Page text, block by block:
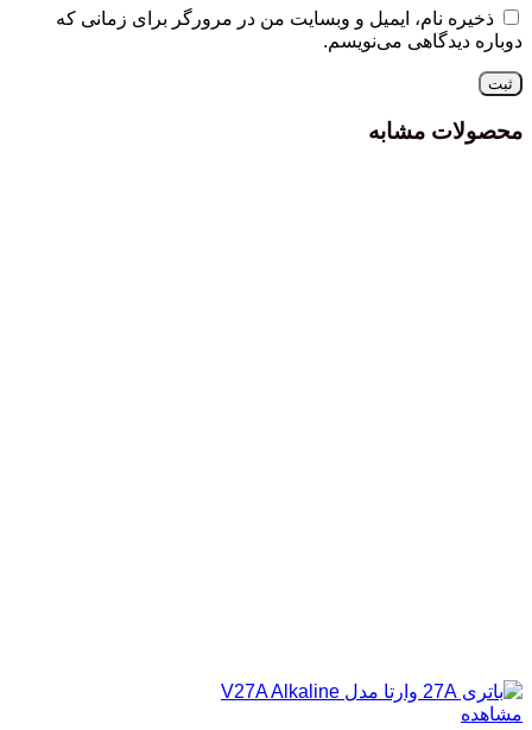
ذخیره نام، ایمیل و وبسایت من در مرورگر برای زمانی که
دوباره دیدگاهی می‌نویسم.
محصولات مشابه
مشاهده